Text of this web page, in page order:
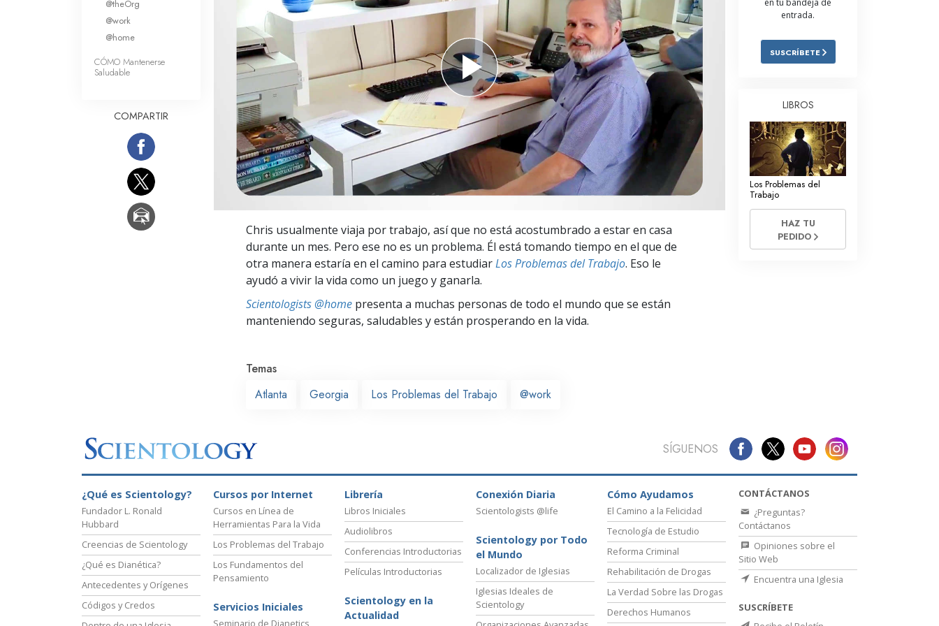
Amor y Odio: ¿Qué es Grandeza?
Respuestas a las Drogas
Los Niños
Herramientas para el Entorno Laboral
La Ética y las
Condiciones
La Causa de la Supresión
Investigaciones
Los Fundamentos de la Organización
Los Fundamentos de las Relaciones
Chris usualmente viaja por trabajo, así que no está acostumbrado a estar en casa
durante un mes. Pero ese no es un problema. Él está tomando tiempo en el que de
otra manera estaría en el camino para estudiarLos Problemas del Trabajo. Eso le
ayudó a vivir la vida como un juego y ganarla.
Scientologists @home presenta a muchas personas de todo el mundo que se están
manteniendo seguras, saludables y están prosperando en la vida.
Temas
Atlanta
Georgia Los Problemas del Trabajo @work
@theOrg
@work
@home
CÓMO Mantenerse
Saludable
COMPARTIR
en tu bandeja de
entrada.
SUSCRÍBETE
LIBROS
Los Problemas del
Trabajo
HAZ TU
PEDIDO
SÍGUENOS
¿Qué es Scientology?
Fundador L. Ronald
Hubbard
Creencias de Scientology
¿Qué es Dianética?
Antecedentes y Orígenes
Códigos y Credos
Cursos por Internet
Cursos en Línea de
Herramientas Para la Vida
Los Problemas del Trabajo
Los Fundamentos del
Pensamiento
Servicios Iniciales
Seminario de Dianetics
Librería
Libros Iniciales
Audiolibros
Conferencias Introductorias
Películas Introductorias
Scientology en la
Actualidad
Conexión Diaria
Scientologists @life
Scientology por Todo
el Mundo
Localizador de Iglesias
Iglesias Ideales de
Scientology
Cómo Ayudamos
El Camino a la Felicidad
Tecnología de Estudio
Reforma Criminal
Rehabilitación de Drogas
La Verdad Sobre las Drogas
Derechos Humanos
CONTÁCTANOS
¿Preguntas?
Contáctanos
Opiniones sobre el
Sitio Web
Encuentra una Iglesia
SUSCRÍBETE